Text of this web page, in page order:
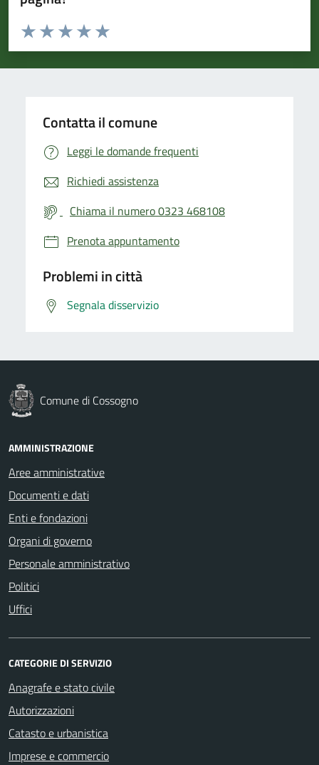
Valuta da 1 a 5 stelle la pagina
Valuta 5 stelle su 5
Valuta 4 stelle su 5
Valuta 3 stelle su 5
Valuta 2 stelle su 5
Valuta 1 stelle su 5
Contatta il comune
Leggi le domande frequenti
Richiedi assistenza
Chiama il numero 0323 468108
Prenota appuntamento
Problemi in città
Segnala disservizio
Comune di Cossogno
AMMINISTRAZIONE
Aree amministrative
Documenti e dati
Enti e fondazioni
Organi di governo
Personale amministrativo
Politici
Uffici
CATEGORIE DI SERVIZIO
Anagrafe e stato civile
Autorizzazioni
Catasto e urbanistica
Imprese e commercio